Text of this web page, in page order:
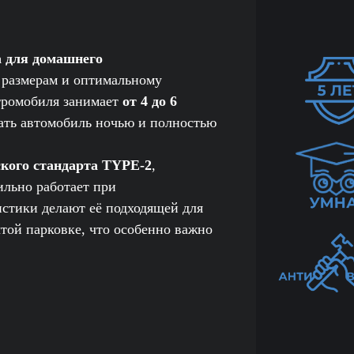
для домашнего
и оптимальному
занимает от 4 до 6
автомобиль ночью и полностью
стандарта TYPE-2,
работает при
делают её подходящей для
парковке, что особенно важно